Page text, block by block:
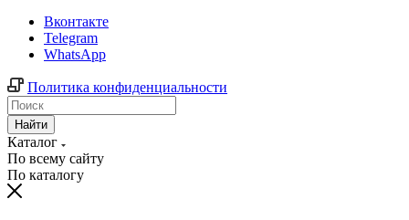
Вконтакте
Telegram
WhatsApp
Политика конфиденциальности
Найти
Каталог
По всему сайту
По каталогу